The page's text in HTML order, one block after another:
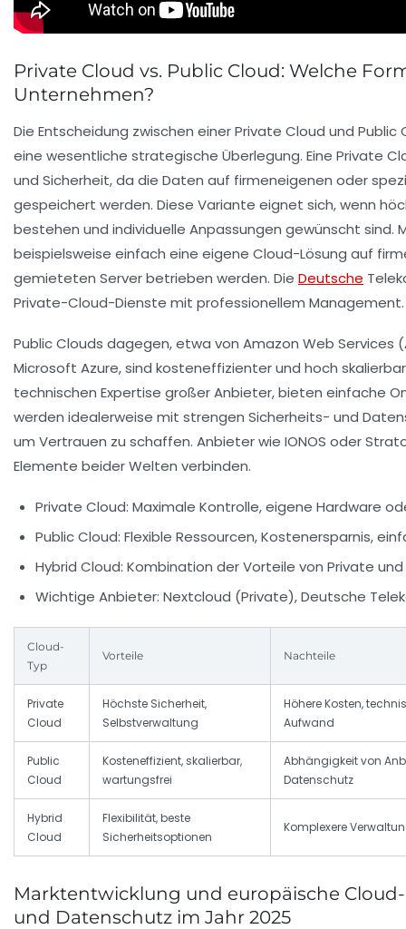
Private Cloud vs. Public Cloud: Welche
Unternehmen?
Die Entscheidung zwischen einer Private Cloud und
eine wesentliche strategische Überlegung. Eine Private
und Sicherheit, da die Daten auf firmeneigenen oder
gespeichert werden. Diese Variante eignet sich, wenn
bestehen und individuelle Anpassungen gewünscht sind.
beispielsweise einfach eine eigene Cloud-Lösung auf
gemieteten Server betrieben werden. Die Deutsche
Private-Cloud-Dienste mit professionellem Management.
Public Clouds dagegen, etwa von Amazon Web Services
Microsoft Azure, sind kosteneffizienter und hoch
technischen Expertise großer Anbieter, bieten einfache
werden idealerweise mit strengen Sicherheits- und
um Vertrauen zu schaffen. Anbieter wie IONOS oder
Elemente beider Welten verbinden.
Private Cloud: Maximale Kontrolle, eigene Hardware
Public Cloud: Flexible Ressourcen, Kostenersparnis,
Hybrid Cloud: Kombination der Vorteile von Private und
Wichtige Anbieter: Nextcloud (Private), Deutsche
Cloud-
Typ
Vorteile Nachteile
Private
Cloud
Höchste Sicherheit,
Selbstverwaltung
Höhere Kosten,
Aufwand
Public
Cloud
Kosteneffizient, skalierbar,
wartungsfrei
Abhängigkeit von
Datenschutz
Hybrid
Cloud
Flexibilität, beste
Sicherheitsoptionen
Komplexere
Marktentwicklung und europäische
und Datenschutz im Jahr 2025